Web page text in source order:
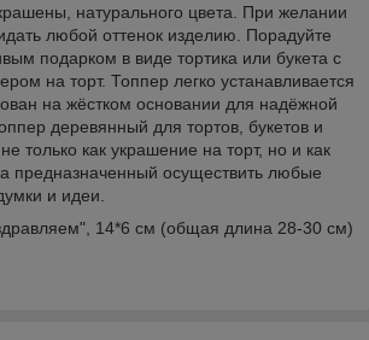
натурального цвета. При желании
любой оттенок изделию. Порадуйте
подарком в виде тортика или букета с
на торт. Топпер легко устанавливается
на жёстком основании для надёжной
деревянный для тортов, букетов и
только как украшение на торт, но и как
предназначенный осуществить любые
и идеи.
14*6 см (общая длина 28-30 см)